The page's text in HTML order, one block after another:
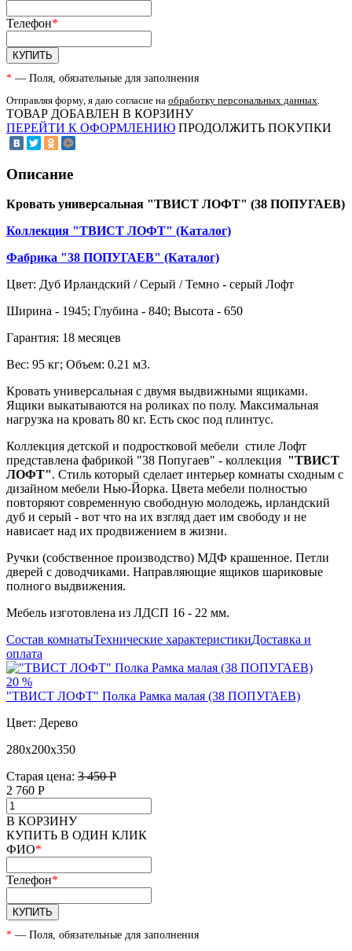
Телефон*
КУПИТЬ
* — Поля, обязательные для заполнения
Отправляя форму, я даю согласие на обработку персональных данных
ТОВАР ДОБАВЛЕН В КОРЗИНУ
ПЕРЕЙТИ К ОФОРМЛЕНИЮ ПРОДОЛЖИТЬ ПОКУПКИ
Описание
Кровать универсальная "ТВИСТ ЛОФТ" (38 ПОПУГАЕВ)
Коллекция "ТВИСТ ЛОФТ" (Каталог)
Фабрика "38 ПОПУГАЕВ" (Каталог)
Цвет: Дуб Ирландский / Серый / Темно - серый Лофт
Ширина - 1945; Глубина - 840; Высота - 650
Гарантия: 18 месяцев
Вес: 95 кг; Объем: 0.21 м3.
Кровать универсальная с двумя выдвижными ящиками.
Ящики выкатываются на роликах по полу. Максимальная
нагрузка на кровать 80 кг. Есть скос под плинтус.
Коллекция детской и подростковой мебели стиле Лофт
представлена фабрикой "38 Попугаев" - коллекция "ТВИСТ
ЛОФТ". Стиль который сделает интерьер комнаты сходным с
дизайном мебели Нью-Йорка. Цвета мебели полностью
повторяют современную свободную молодежь, ирландский
дуб и серый - вот что на их взгляд дает им свободу и не
нависает над их продвижением в жизни.
Ручки (собственное производство) МДФ крашенное. Петли
дверей с доводчиками. Направляющие ящиков шариковые
полного выдвижения.
Мебель изготовлена из ЛДСП 16 - 22 мм.
Состав комнатыТехнические характеристикиДоставка и
оплата
20 %
"ТВИСТ ЛОФТ" Полка Рамка малая (38 ПОПУГАЕВ)
Цвет: Дерево
280х200х350
Старая цена: 3 450 Р
2 760 Р
В КОРЗИНУ
КУПИТЬ В ОДИН КЛИК
ФИО*
Телефон*
КУПИТЬ
* — Поля, обязательные для заполнения